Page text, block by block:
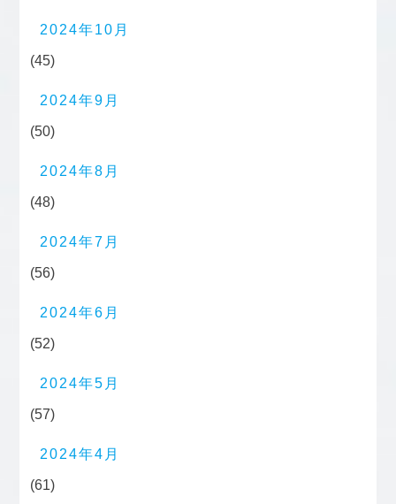
2024年10月
(45)
2024年9月
(50)
2024年8月
(48)
2024年7月
(56)
2024年6月
(52)
2024年5月
(57)
2024年4月
(61)